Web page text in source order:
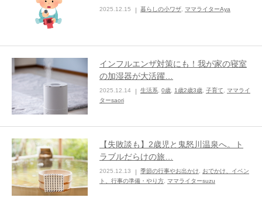
2025.12.15 暮らしの小ワザ ママライターAya
インフルエンザ対策にも！我が家の寝室
の加湿器が大活躍…
2025.12.14 生活系 0歳 1歳2歳3歳 子育て
ママライ
ターsaori
【失敗談も】2歳児と鬼怒川温泉へ。ト
ラブルだらけの旅…
2025.12.13 季節の行事やお出かけ
おでかけ、イベン
ト、行事の準備・やり方 ママライターsuzu